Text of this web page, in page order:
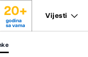
20+
godina
sa vama
Vijesti